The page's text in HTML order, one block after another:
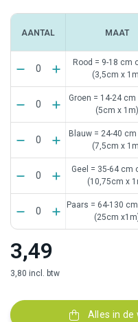
AANTAL MAAT
Rood = 9-18 cm
(3,5cm x
Groen = 14-24
(5cm x 1m)
Blauw = 24-40
(7,5cm x
Geel = 35-64 cm
(10,75cm x
Paars = 64-130
(25cm
3,49
3,80 incl. btw
Alles in de